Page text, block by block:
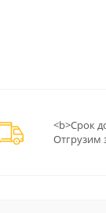
<b>Срок
Отгрузим